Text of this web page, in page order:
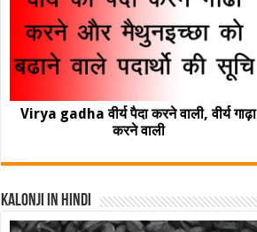
Virya gadha वीर्य पैदा करने वाली, वीर्य गाढ़ा
करने वाली
Kalonji In Hindi